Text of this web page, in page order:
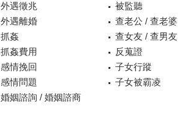
外遇徵兆
外遇離婚
抓姦
抓姦費用
感情挽回
感情問題
婚姻諮詢 / 婚姻諮商
被監聽
查老公 / 查老婆
查女友 / 查男友
反蒐證
子女行蹤
子女被霸凌